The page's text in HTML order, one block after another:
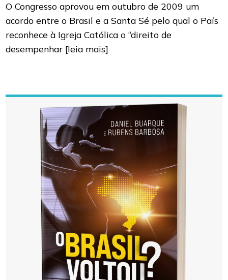
O Congresso aprovou em outubro de 2009 um
acordo entre o Brasil e a Santa Sé pelo qual o País
reconhece à Igreja Católica o “direito de
desempenhar [leia mais]